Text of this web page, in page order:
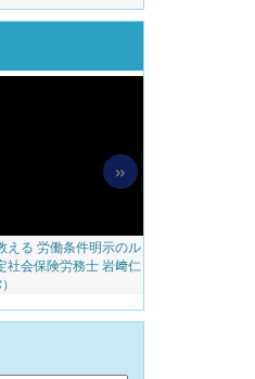
える 労働条件明示のル
社会保険労務士 岩﨑仁
»